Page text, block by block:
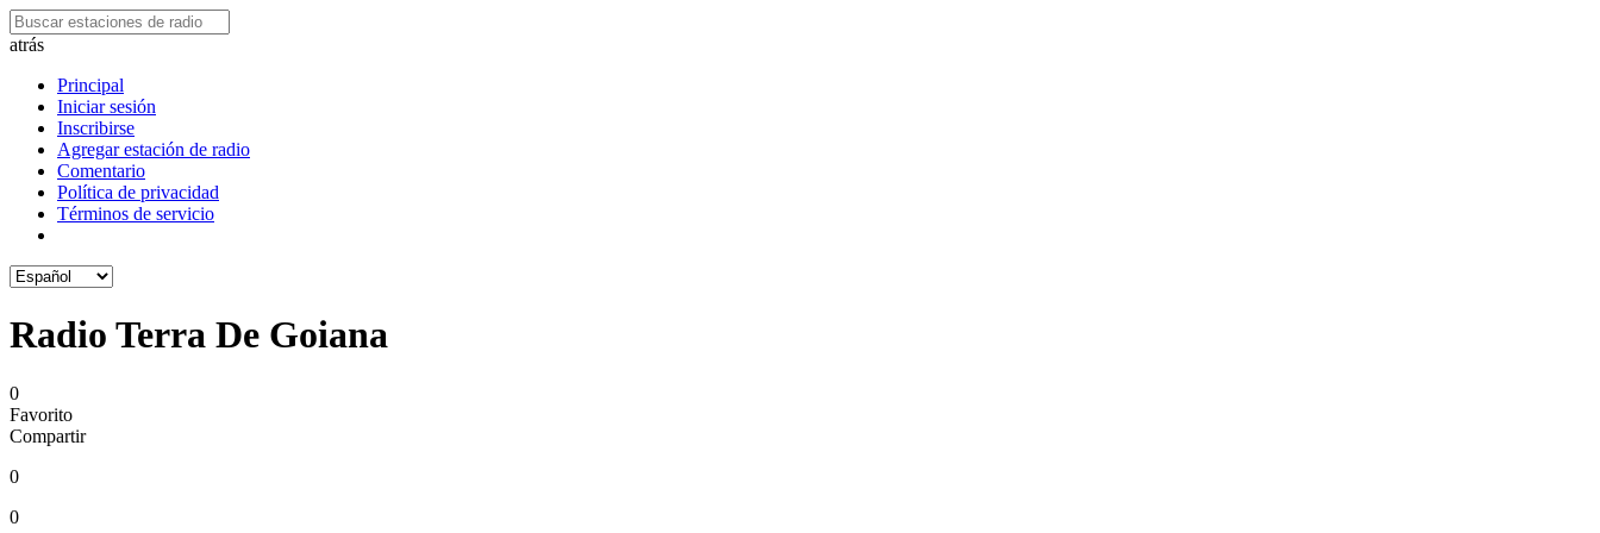
atrás
Principal
Iniciar sesión
Inscribirse
Agregar estación de radio
Comentario
Política de privacidad
Términos de servicio
Radio Terra De Goiana
0
Favorito
Compartir
0
0